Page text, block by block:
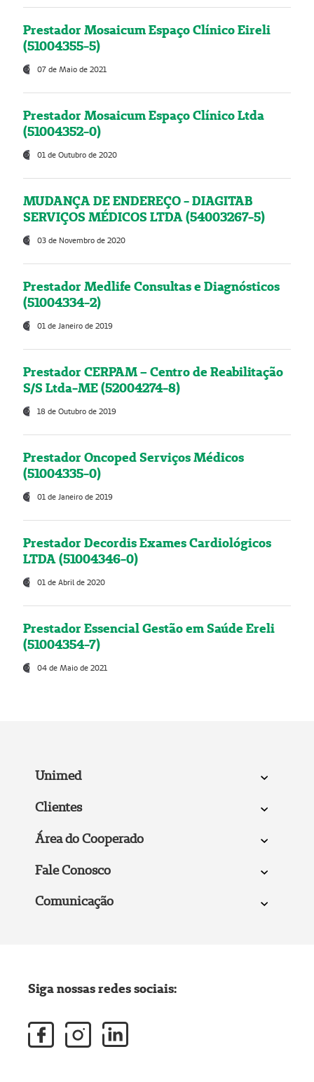
Prestador Mosaicum Espaço Clínico Eireli
(51004355-5)
07 de Maio de 2021
Prestador Mosaicum Espaço Clínico Ltda
(51004352-0)
01 de Outubro de 2020
MUDANÇA DE ENDEREÇO - DIAGITAB
SERVIÇOS MÉDICOS LTDA (54003267-5)
03 de Novembro de 2020
Prestador Medlife Consultas e Diagnósticos
(51004334-2)
01 de Janeiro de 2019
Prestador CERPAM – Centro de Reabilitação
S/S Ltda-ME (52004274-8)
18 de Outubro de 2019
Prestador Oncoped Serviços Médicos
(51004335-0)
01 de Janeiro de 2019
Prestador Decordis Exames Cardiológicos
LTDA (51004346-0)
01 de Abril de 2020
Prestador Essencial Gestão em Saúde Ereli
(51004354-7)
04 de Maio de 2021
Unimed
Clientes
Área do Cooperado
Fale Conosco
Comunicação
Siga nossas redes sociais: